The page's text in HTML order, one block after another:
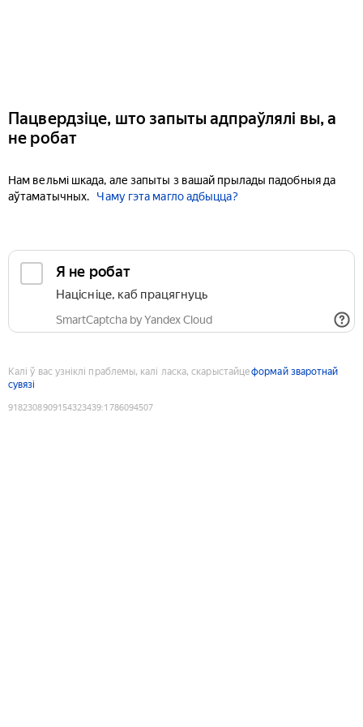
Пацвердзіце, што запыты адпраўлялі вы, а
не робат
Нам вельмі шкада, але запыты з вашай прылады падобныя да
аўтаматычных.
Чаму гэта магло адбыцца?
Я не робат
Націсніце, каб працягнуць
SmartCaptcha by Yandex Cloud
Калі ў вас узніклі праблемы, калі ласка, скарыстайцеформай зваротнай
сувязі
9182308909154323439:1786094507